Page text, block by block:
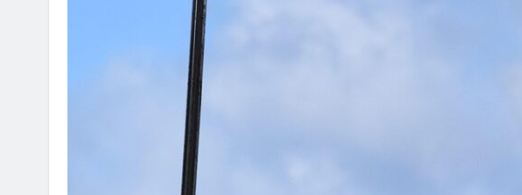
[KOR] AI 기반 ‘성착취물 탐지 프로그램’ 개
발·배포